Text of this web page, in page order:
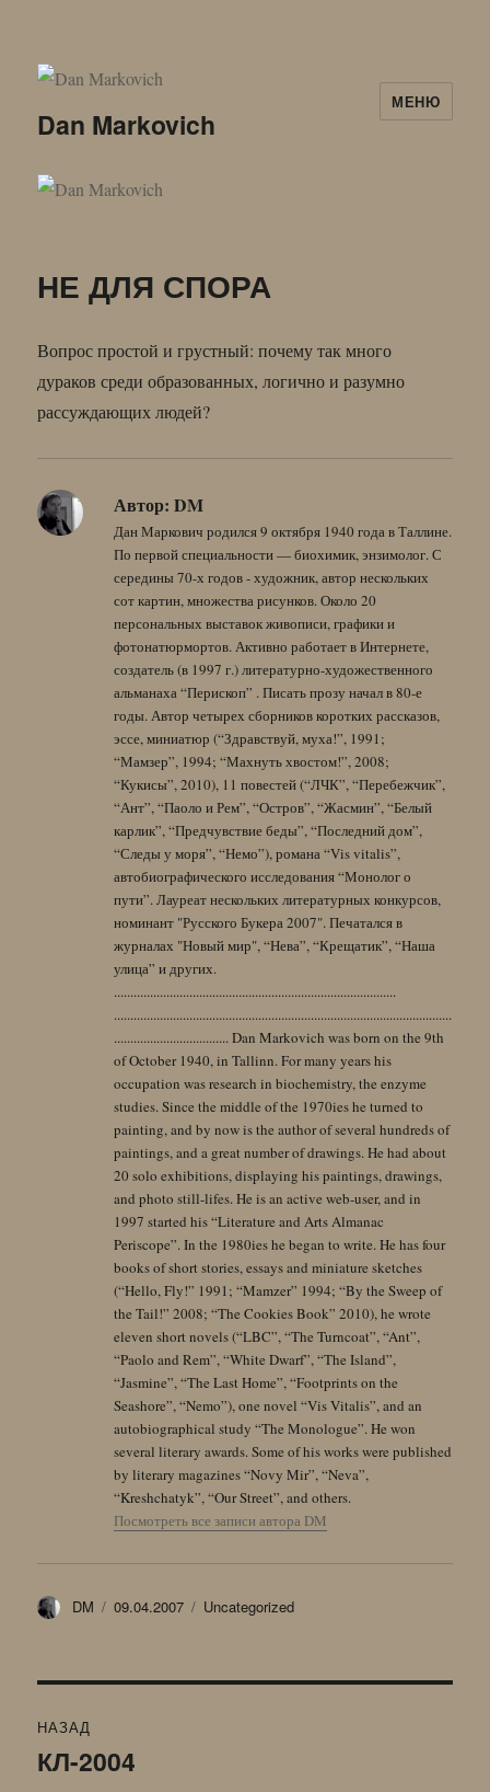
Dan Markovich
МЕНЮ
НЕ ДЛЯ СПОРА
Вопрос простой и грустный: почему так много
дураков среди образованных, логично и разумно
рассуждающих людей?
Автор: DM
Дан Маркович родился 9 октября 1940 года в Таллине.
По первой специальности — биохимик, энзимолог. С
середины 70-х годов - художник, автор нескольких
сот картин, множества рисунков. Около 20
персональных выставок живописи, графики и
фотонатюрмортов. Активно работает в Интернете,
создатель (в 1997 г.) литературно-художественного
альманаха “Перископ” . Писать прозу начал в 80-е
годы. Автор четырех сборников коротких рассказов,
эссе, миниатюр (“Здравствуй, муха!”, 1991;
“Мамзер”, 1994; “Махнуть хвостом!”, 2008;
“Кукисы”, 2010), 11 повестей (“ЛЧК”, “Перебежчик”,
“Ант”, “Паоло и Рем”, “Остров”, “Жасмин”, “Белый
карлик”, “Предчувствие беды”, “Последний дом”,
“Следы у моря”, “Немо”), романа “Vis vitalis”,
автобиографического исследования “Монолог о
пути”. Лауреат нескольких литературных конкурсов,
номинант "Русского Букера 2007". Печатался в
журналах "Новый мир", “Нева”, “Крещатик”, “Наша
улица” и других.
......................................................................................
.......................................................................................................
................................... Dan Markovich was born on the 9th
of October 1940, in Tallinn. For many years his
occupation was research in biochemistry, the enzyme
studies. Since the middle of the 1970ies he turned to
painting, and by now is the author of several hundreds of
paintings, and a great number of drawings. He had about
20 solo exhibitions, displaying his paintings, drawings,
and photo still-lifes. He is an active web-user, and in
1997 started his “Literature and Arts Almanac
Periscope”. In the 1980ies he began to write. He has four
books of short stories, essays and miniature sketches
(“Hello, Fly!” 1991; “Mamzer” 1994; “By the Sweep of
the Tail!” 2008; “The Cookies Book” 2010), he wrote
eleven short novels (“LBC”, “The Turncoat”, “Ant”,
“Paolo and Rem”, “White Dwarf”, “The Island”,
“Jasmine”, “The Last Home”, “Footprints on the
Seashore”, “Nemo”), one novel “Vis Vitalis”, and an
autobiographical study “The Monologue”. He won
several literary awards. Some of his works were published
by literary magazines “Novy Mir”, “Neva”,
“Kreshchatyk”, “Our Street”, and others.
Посмотреть все записи автора DM
Автор
DM Опубликовано
09.04.2007 Рубрики
Uncategorized
по
НАЗАД
Предыдущая
КЛ-2004